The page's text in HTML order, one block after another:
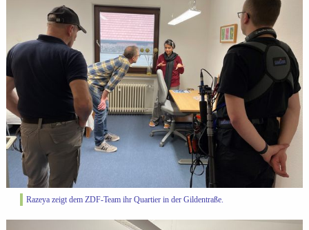
Razeya zeigt dem ZDF-Team ihr Quartier in der Gildentraße.